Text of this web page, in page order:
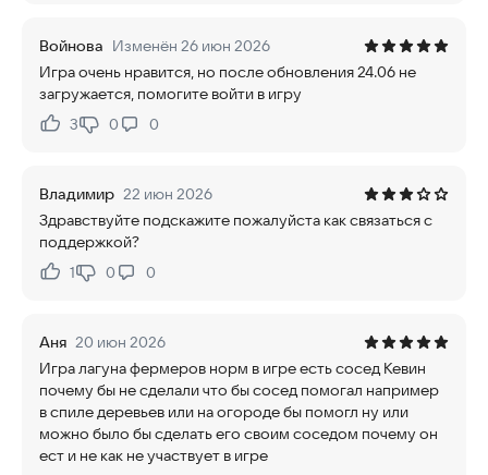
Войнова Изменён 26 июн 2026
Игра очень нравится, но после обновления 24.06 не
загружается, помогите войти в игру
Нравится:
3Не нравится:
0 0
Владимир 22 июн 2026
Здравствуйте подскажите пожалуйста как связаться с
поддержкой?
Нравится:
1Не нравится:
0 0
Аня 20 июн 2026
Игра лагуна фермеров норм в игре есть сосед Кевин
почему бы не сделали что бы сосед помогал например
в спиле деревьев или на огороде бы помогл ну или
можно было бы сделать его своим соседом почему он
ест и не как не участвует в игре